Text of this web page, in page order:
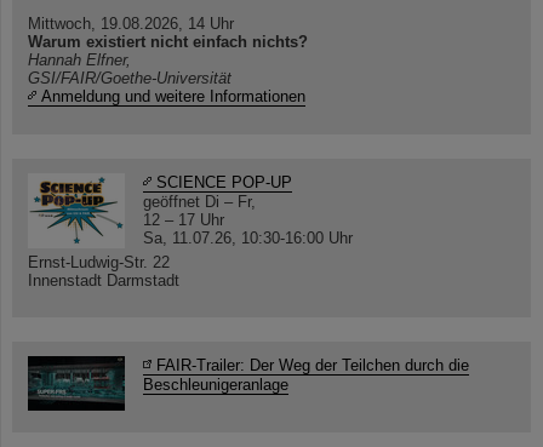
Mittwoch, 19.08.2026, 14 Uhr
Warum existiert nicht einfach nichts?
Hannah Elfner,
GSI/FAIR/Goethe-Universität
Anmeldung und weitere Informationen
SCIENCE POP-UP
geöffnet Di – Fr,
12 – 17 Uhr
Sa, 11.07.26, 10:30-16:00 Uhr
Ernst-Ludwig-Str. 22
Innenstadt Darmstadt
FAIR-Trailer: Der Weg der Teilchen durch die
Beschleunigeranlage